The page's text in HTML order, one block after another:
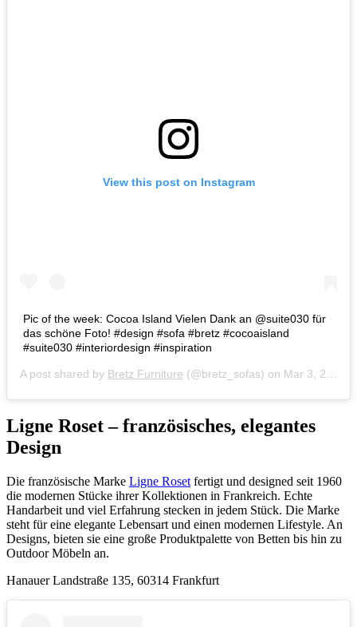
View this post on Instagram
Pic of the week: Cocoa Island Vielen Dank an @suite030 für
das schöne Foto! #design #sofa #bretz #cocoaisland
#suite030 #interiordesign #inspiration
A post shared by Bretz Furniture (@bretz_sofas) on Mar 3, 2019 at 3:30am PST
Ligne Roset – französisches, elegantes
Design
Die französische Marke Ligne Roset fertigt und designed seit 1960
die modernen Stücke ihrer Kollektionen in Frankreich. Echte
Handarbeit und viel Erfahrung stecken in jedem Stück. Die Marke
steht für eine elegante Lebensart und einen modernen Lifestyle. An
Designs, bieten sie eine große Produktpalette von Betten bis hin zu
Outdoor Möbeln an.
Hanauer Landstraße 135, 60314 Frankfurt